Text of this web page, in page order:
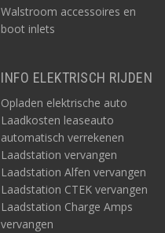
Walstroom accessoires en
boot inlets
INFO ELEKTRISCH RIJDEN
Opladen elektrische auto
Laadkosten leaseauto
automatisch verrekenen
Laadstation vervangen
Laadstation Alfen vervangen
Laadstation CTEK vervangen
Laadstation Charge Amps
vervangen